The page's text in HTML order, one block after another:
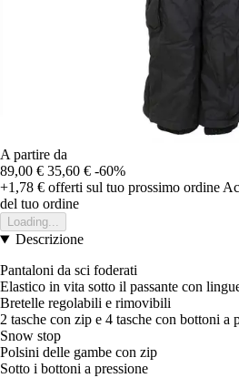
A partire da
89,00 € 35,60 € -60%
+1,78 € offerti sul tuo prossimo ordine
del tuo ordine
Loading...
Descrizione
Pantaloni da sci foderati
Elastico in vita sotto il passante con
Bretelle regolabili e rimovibili
2 tasche con zip e 4 tasche con bottoni a
Snow stop
Polsini delle gambe con zip
Sotto i bottoni a pressione